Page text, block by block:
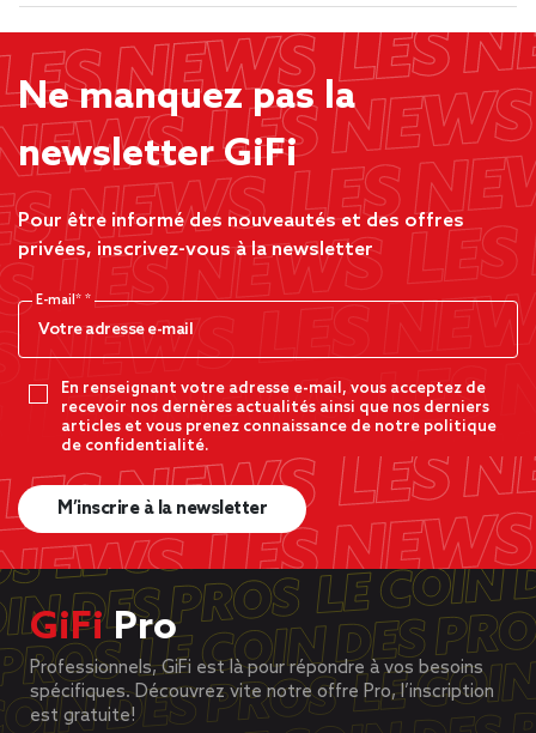
Ne manquez pas la
newsletter GiFi
Pour être informé des nouveautés et des offres
privées, inscrivez-vous à la newsletter
E-mail*
En renseignant votre adresse e-mail, vous acceptez de
recevoir nos dernères actualités ainsi que nos derniers
articles et vous prenez connaissance de notre politique
de confidentialité.
M’inscrire à la newsletter
GiFiPro
Professionnels, GiFi est là pour répondre à vos besoins
spécifiques. Découvrez vite notre offre Pro, l’inscription
est gratuite!